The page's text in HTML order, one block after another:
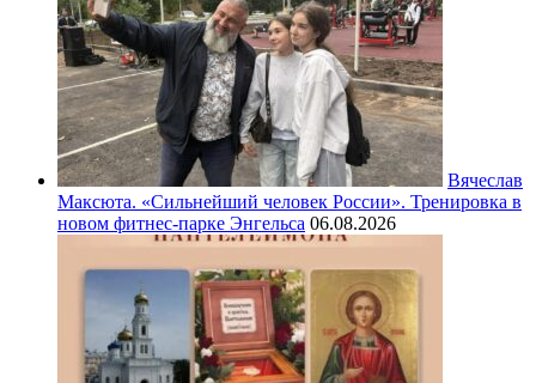
Вячеслав
Максюта. «Сильнейший человек России». Тренировка в
новом фитнес-парке Энгельса 06.08.2026